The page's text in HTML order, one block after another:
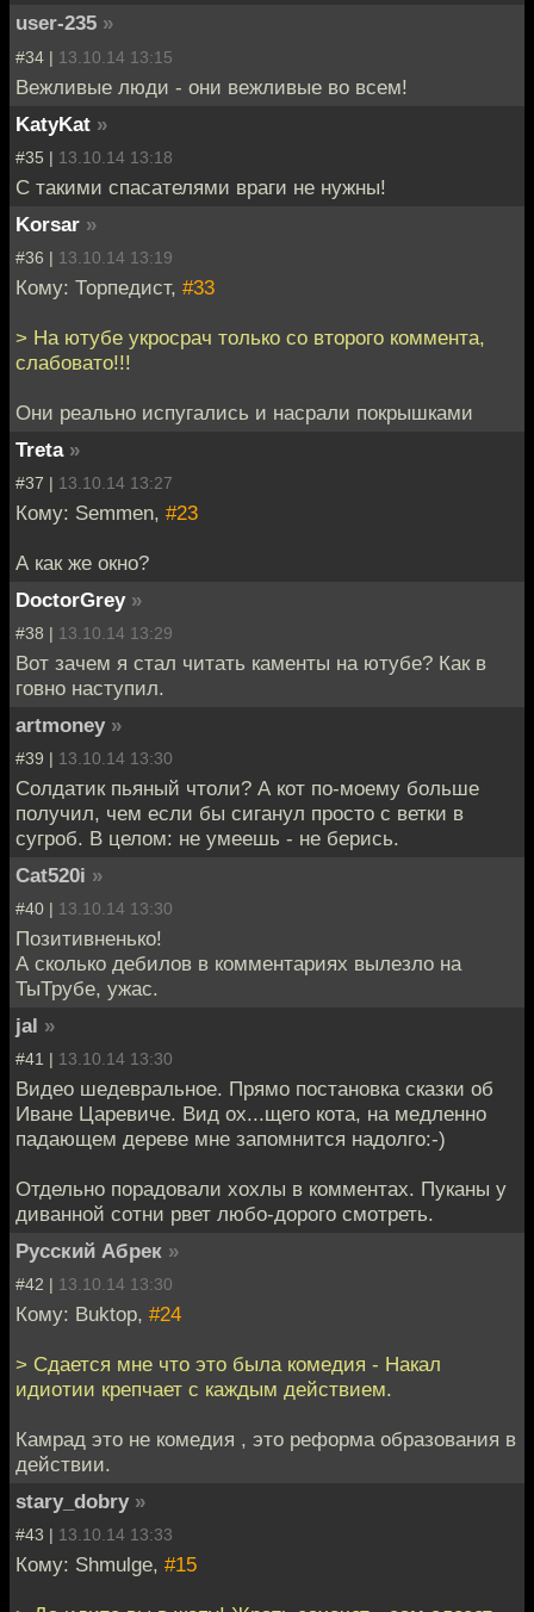
user-235 »
#34 | 13.10.14 13:15
Вежливые люди - они вежливые во всем!
KatyKat »
#35 | 13.10.14 13:18
С такими спасателями враги не нужны!
Korsar »
#36 | 13.10.14 13:19
Кому: Торпедист, #33
> На ютубе укросрач только со второго коммента,
слабовато!!!
Они реально испугались и насрали покрышками
Treta »
#37 | 13.10.14 13:27
Кому: Semmen, #23
А как же окно?
DoctorGrey »
#38 | 13.10.14 13:29
Вот зачем я стал читать каменты на ютубе? Как в
говно наступил.
artmoney »
#39 | 13.10.14 13:30
Солдатик пьяный чтоли? А кот по-моему больше
получил, чем если бы сиганул просто с ветки в
сугроб. В целом: не умеешь - не берись.
Cat520i »
#40 | 13.10.14 13:30
Позитивненько!
А сколько дебилов в комментариях вылезло на
ТыТрубе, ужас.
jal »
#41 | 13.10.14 13:30
Видео шедевральное. Прямо постановка сказки об
Иване Царевиче. Вид ох...щего кота, на медленно
падающем дереве мне запомнится надолго:-)
Отдельно порадовали хохлы в комментах. Пуканы у
диванной сотни рвет любо-дорого смотреть.
Русский Абрек »
#42 | 13.10.14 13:30
Кому: Buktop, #24
> Сдается мне что это была комедия - Накал
идиотии крепчает с каждым действием.
Камрад это не комедия , это реформа образования в
действии.
stary_dobry »
#43 | 13.10.14 13:33
Кому: Shmulge, #15